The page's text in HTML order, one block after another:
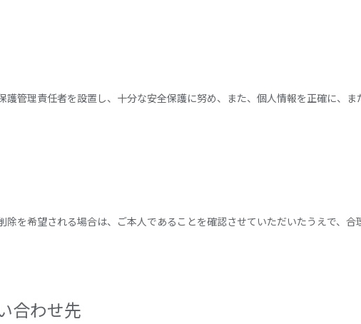
管理責任者を設置し、十分な安全保護に努め、また、個人情報を正確に、ま
を希望される場合は、ご本人であることを確認させていただいたうえで、合
合わせ先